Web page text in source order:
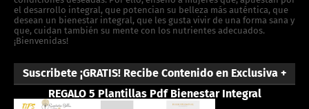
el desarrollo integral, que potencian su belleza más auténtica, que
desean un bienestar integral, que les gusta vivir de una forma sana y
que, cuidan también su mente con los nutrientes adecuados.
¡Bienvenidas!
Suscribete ¡GRATIS! Recibe Contenido en Exclusiva +
REGALO 5 Plantillas Pdf Bienestar Integral